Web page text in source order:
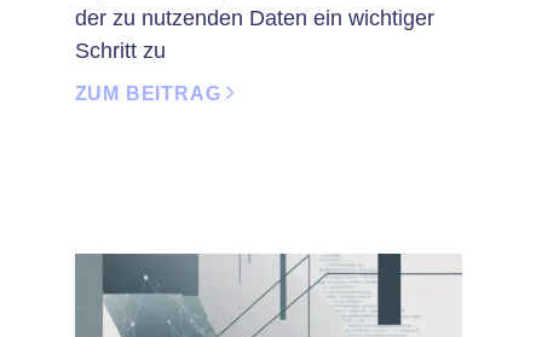
der zu nutzenden Daten ein wichtiger
Schritt zu
ZUM BEITRAG